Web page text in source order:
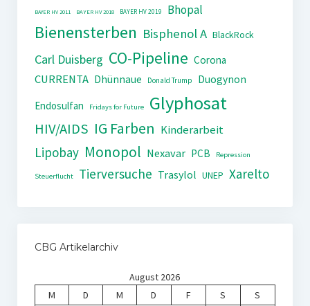
BAYER HV 2011 BAYER HV 2018 BAYER HV 2019 Bhopal
Bienensterben Bisphenol A BlackRock
Carl Duisberg CO-Pipeline Corona
CURRENTA Dhünnaue Donald Trump
Duogynon
Endosulfan
Fridays for Future Glyphosat
HIV/AIDS IG Farben Kinderarbeit
Lipobay Monopol Nexavar PCB Repression
Steuerflucht Tierversuche Trasylol UNEP Xarelto
CBG Artikelarchiv
August 2026
M
D M D F S
S